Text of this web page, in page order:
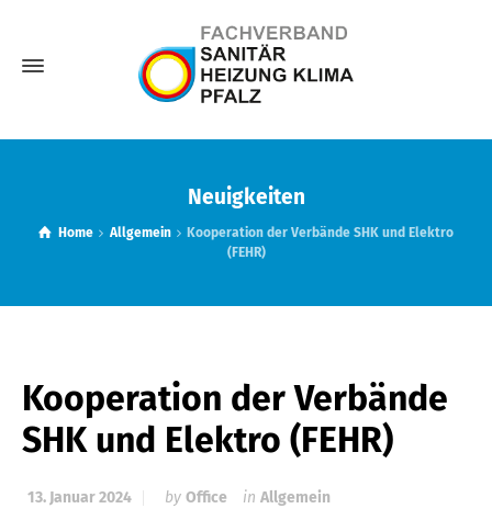
Neuigkeiten
Home Allgemein
Kooperation der Verbände SHK und Elektro
(FEHR)
Kooperation der Verbände
SHK und Elektro (FEHR)
13. Januar 2024 by Office in Allgemein